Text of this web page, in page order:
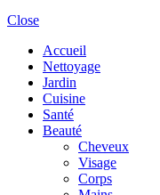
Close
Accueil
Nettoyage
Jardin
Cuisine
Santé
Beauté
Cheveux
Visage
Corps